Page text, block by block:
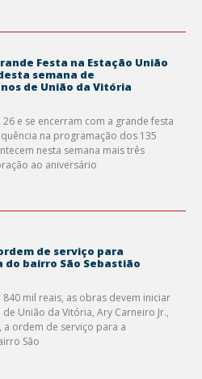
Festa na Estação União
semana de
de União da Vitória
e se encerram com a grande festa
na programação dos 135
nesta semana mais três
ao aniversário
de serviço para
bairro São Sebastião
mil reais, as obras devem iniciar
União da Vitória, Ary Carneiro Jr.,
a ordem de serviço para a
São